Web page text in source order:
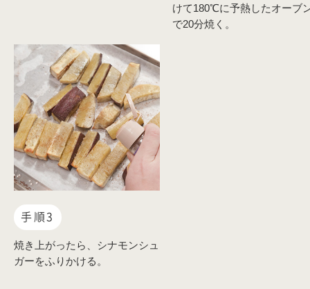
けて180℃に予熱したオーブ
で20分焼く。
手順3
焼き上がったら、シナモンシュ
ガーをふりかける。